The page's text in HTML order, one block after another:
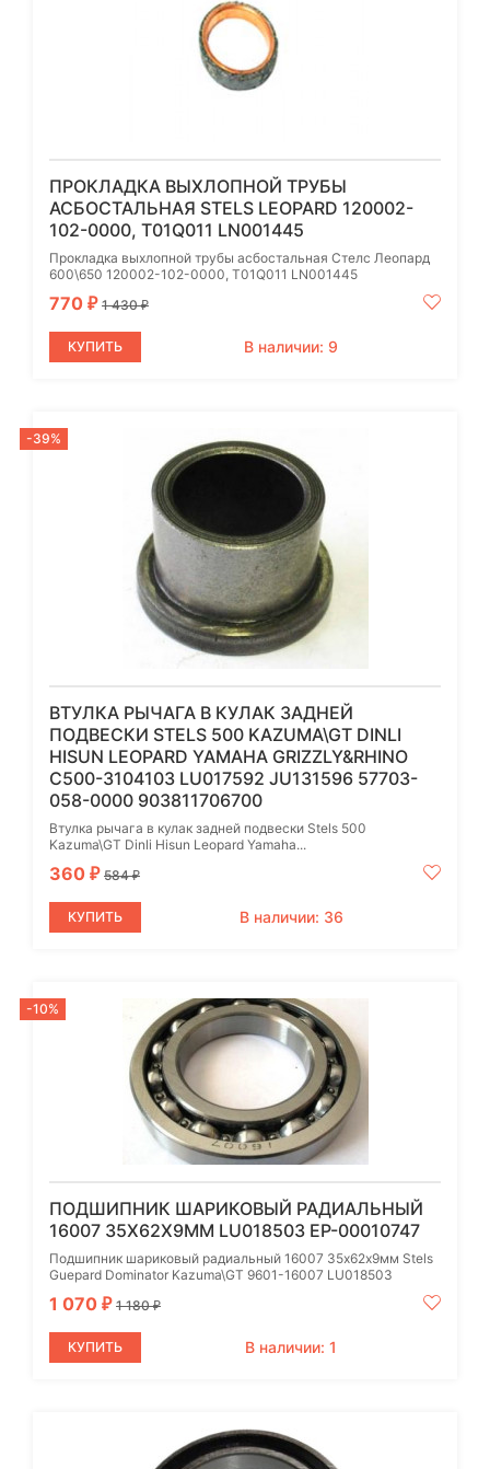
ПРОКЛАДКА ВЫХЛОПНОЙ ТРУБЫ
АСБОСТАЛЬНАЯ STELS LEOPARD 120002-
102-0000, T01Q011 LN001445
Прокладка выхлопной трубы асбостальная Стелс Леопард
600\650 120002-102-0000, T01Q011 LN001445
770 ₽ 1 430₽
КУПИТЬ В наличии: 9
-39%
ВТУЛКА РЫЧАГА В КУЛАК ЗАДНЕЙ
ПОДВЕСКИ STELS 500 KAZUMA\GT DINLI
HISUN LEOPARD YAMAHA GRIZZLY&RHINO
C500-3104103 LU017592 JU131596 57703-
058-0000 903811706700
Втулка рычага в кулак задней подвески Stels 500
Kazuma\GT Dinli Hisun Leopard Yamaha...
360 ₽ 584₽
КУПИТЬ В наличии: 36
-10%
ПОДШИПНИК ШАРИКОВЫЙ РАДИАЛЬНЫЙ
16007 35Х62Х9ММ LU018503 EP-00010747
Подшипник шариковый радиальный 16007 35х62х9мм Stels
Guepard Dominator Kazuma\GT 9601-16007 LU018503
1 070 ₽ 1 180₽
КУПИТЬ В наличии: 1